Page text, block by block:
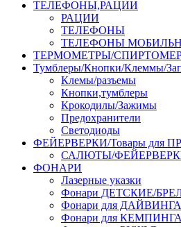
ТЕЛЕФОНЫ,РАЦИИ
РАЦИИ
ТЕЛЕФОНЫ
ТЕЛЕФОНЫ
ТЕРМОМЕТРЫ/
Тумблеры/Кнопки/Клеммы/
Клемы/разъемы
Кнопки,тумблеры
Крокодилы/Зажимы
Предохранители
Светодиоды
ФЕЙЕРВЕРКИ/Товары для
САЛЮТЫ/
ФОНАРИ
Лазерные указки
Фонари ДЕТСКИЕ/
Фонари для ДАЙВИНГА
Фонари для КЕМПИНГА